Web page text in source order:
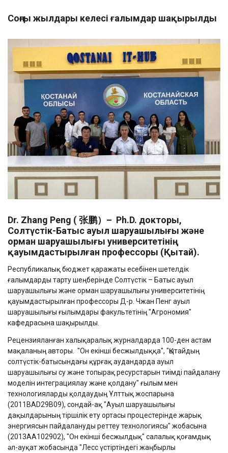
Соңғы жылдары келесі ғалымдар шақырылды
Dr. Zhang Peng (张鹏） – Ph.D. докторы,
Солтүстік-Батыс ауыл шаруашылығы және
орман шаруашылығы университетінің
қауымдастырылған профессоры (Қытай).
Республикалық бюджет қаражаты есебінен шетелдік
ғалымдарды тарту шеңберінде Солтүстік – Батыс ауыл
шаруашылығы және орман шаруашылығы университетінің
қауымдастырылған профессоры Д-р. Чжан Пенг ауыл
шаруашылығы ғылымдары факультетінің "Агрономия"
кафедрасына шақырылды.
Рецензияланған халықаралық журналдарда 100-ден астам
мақаланың авторы. "Он екінші бесжылдыққа", "Қытайдың
солтүстік-батысындағы құрғақ аудандарда ауыл
шаруашылығы су және топырақ ресурстарын тиімді пайдалану
моделін интеграциялау және қолдану" ғылым мен
технологияларды қолдаудың Ұлттық жоспарына
(2011BAD29B09), сондай-ақ "Ауыл шаруашылығы
дақылдарының тіршілік ету ортасы процестерінде жарық
энергиясын пайдалануды реттеу технологиясы" жобасына
(2013AA102902), "Он екінші бесжылдық" салалық қоғамдық
әл-ауқат жобасында "Лесс үстіртіндегі жаңбырлы